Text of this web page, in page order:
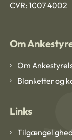
CVR: 1007 4002
Om
Om
Blanketter og
Links